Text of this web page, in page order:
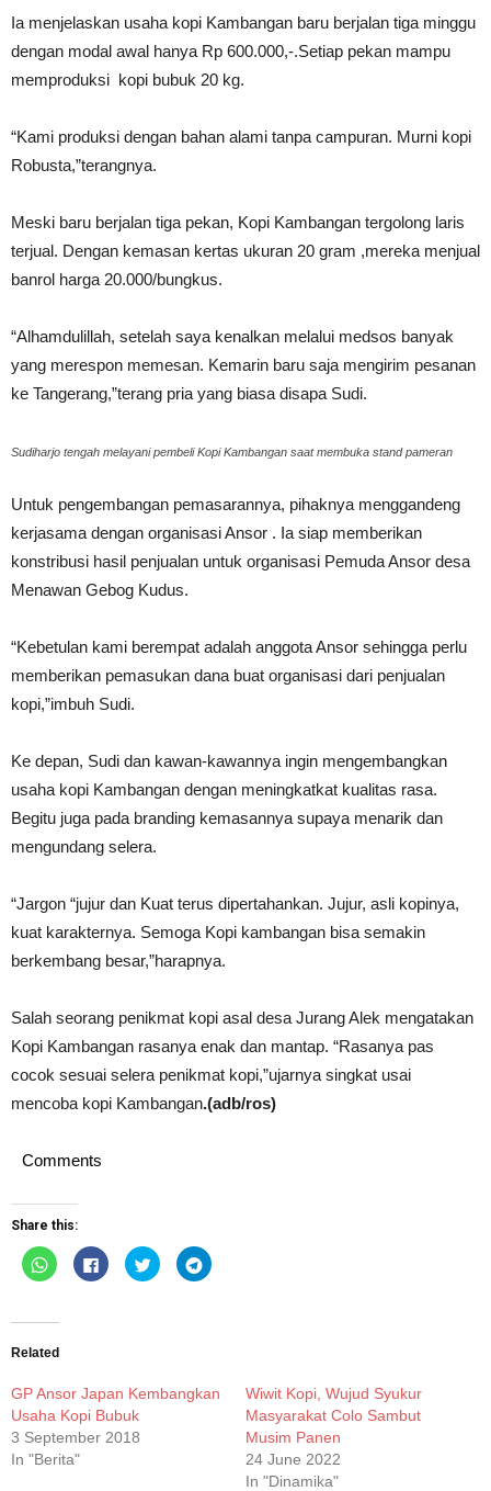
Ia menjelaskan usaha kopi Kambangan baru berjalan tiga minggu
dengan modal awal hanya Rp 600.000,-.Setiap pekan mampu
memproduksi kopi bubuk 20 kg.
“Kami produksi dengan bahan alami tanpa campuran. Murni kopi
Robusta,”terangnya.
Meski baru berjalan tiga pekan, Kopi Kambangan tergolong laris
terjual. Dengan kemasan kertas ukuran 20 gram ,mereka menjual
banrol harga 20.000/bungkus.
“Alhamdulillah, setelah saya kenalkan melalui medsos banyak
yang merespon memesan. Kemarin baru saja mengirim pesanan
ke Tangerang,”terang pria yang biasa disapa Sudi.
Sudiharjo tengah melayani pembeli Kopi Kambangan saat membuka stand pameran
Untuk pengembangan pemasarannya, pihaknya menggandeng
kerjasama dengan organisasi Ansor . Ia siap memberikan
konstribusi hasil penjualan untuk organisasi Pemuda Ansor desa
Menawan Gebog Kudus.
“Kebetulan kami berempat adalah anggota Ansor sehingga perlu
memberikan pemasukan dana buat organisasi dari penjualan
kopi,”imbuh Sudi.
Ke depan, Sudi dan kawan-kawannya ingin mengembangkan
usaha kopi Kambangan dengan meningkatkat kualitas rasa.
Begitu juga pada branding kemasannya supaya menarik dan
mengundang selera.
“Jargon “jujur dan Kuat terus dipertahankan. Jujur, asli kopinya,
kuat karakternya. Semoga Kopi kambangan bisa semakin
berkembang besar,”harapnya.
Salah seorang penikmat kopi asal desa Jurang Alek mengatakan
Kopi Kambangan rasanya enak dan mantap. “Rasanya pas
cocok sesuai selera penikmat kopi,”ujarnya singkat usai
mencoba kopi Kambangan.(adb/ros)
Comments
Share this:
Click
to
share
(Opens
new
Click
to
share
Click
to
share
Click
to
Related
GP Ansor Japan Kembangkan
Usaha Kopi Bubuk
3 September 2018
In "Berita"
Wiwit Kopi, Wujud Syukur
Masyarakat Colo Sambut
Musim Panen
24 June 2022
In "Dinamika"